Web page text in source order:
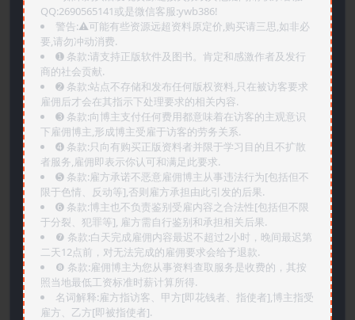
QQ:2690565141或是微信客服:ywb386!
警告:⚠️可能有些资源远超资料原定价,购买请三思,如非必
要,请勿冲动消费.
➊️ 条款:请支持正版软件及图书。肯定和感激作者及发行
商的社会贡献.
➋️ 条款:站点不存储和发布任何版权资料,只在被访客要求
雇佣后才会在其指示下处理要求的相关内容.
➌️ 条款:向博主支付任何费用都意味着在访客的主观意识
下雇佣博主,形成博主受雇于访客的劳务关系.
➍️ 条款:只向有购买正版资料者并限于学习目的且不扩散
者服务,雇佣即表示你认可和满足此要求.
➎ 条款:雇方承诺不恶意雇佣博主从事违法行为[包括但不
限于色情、反动等],否则雇方承担由此引发的后果.
➏️ 条款:博主也不负责鉴别受雇内容之合法性[包括但不限
于分裂、犯罪等], 雇方需自行鉴别和承担相关后果.
❼ 条款:白天完成雇佣内容最迟不超过2小时，晚间最迟第
二天12点前，对无法完成的雇佣要求会给予退款.
❽ 条款:雇佣博主为您从事资料查取服务是收费的，其按
照当地最低工资标准时薪计算所得.
名词解释:雇方指访客、甲方[即花钱者、指使者],博主指受
雇方、乙方[即被指使者].